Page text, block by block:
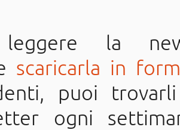
leggere la
scaricarla in
puoi
ogni